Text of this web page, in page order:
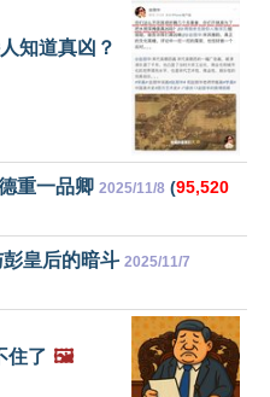
知道真凶？
重一品卿 2025/11/8 (95,520
皇后的暗斗 2025/11/7
住了 🖼️